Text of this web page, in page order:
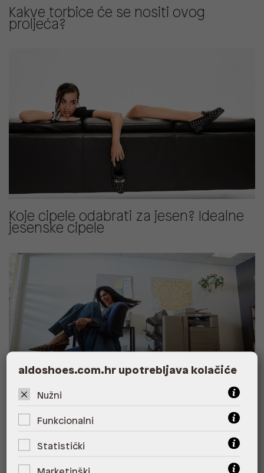
Kakve torbice će se nositi ovog
proljeća?
Koje cipele odabrati za jesen? Idealne
jesenske cipele
Najbolje cipele za poslovne
aldoshoes.com.hr upotrebljava kolačiće
Nužni
Funkcionalni
Statistički